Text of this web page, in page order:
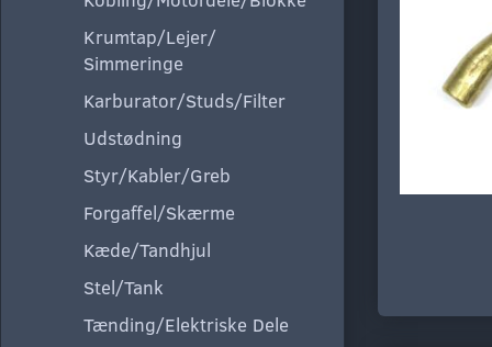
Krumtap/Lejer/
Simmeringe
Karburator/Studs/Filter
Udstødning
Styr/Kabler/Greb
Forgaffel/Skærme
Kæde/Tandhjul
Stel/Tank
Tænding/Elektriske Dele